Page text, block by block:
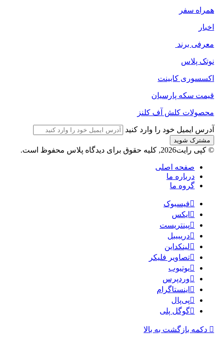
همراه سفر
اخبار
معرفی برند
نوتک پلاس
اکسسوری کابینت
قیمت سکه پارسیان
محصولات کلش آف کلنز
آدرس ایمیل خود را وارد کنید
© کپی رایت2026, کلیه حقوق برای دیدگاه پلاس محفوظ است.
صفحه اصلی
درباره ما
گروه ما
فیسبوک
ایکس
پینتریست
دریبببل
لینکداین
تصاویر فلیکر
یوتیوب
وردپرس
اینستاگرام
پی‌پال
گوگل پلی
دکمه بازگشت به بالا